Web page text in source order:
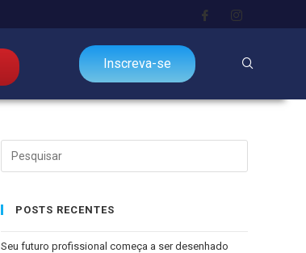
Inscreva-se
POSTS RECENTES
Seu futuro profissional começa a ser desenhado